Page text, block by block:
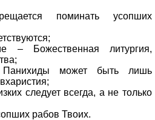
поминать усопших
– Божественная литургия,
может быть лишь
следует всегда, а не только
рабов Твоих.